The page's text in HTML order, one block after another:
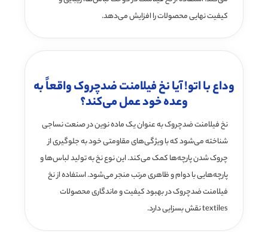
کیفیت نهایی محصولات را افزایش می‌دهد.
وداع با اتو! آیا نخ فیلامنت ضدچروک واقعاً به
وعده خود عمل می‌کند؟
نخ فیلامنت ضدچروک به عنوان یک ماده نوین در صنعت نساجی
شناخته می‌شود که با ویژگی‌های مقاومتی خود به جلوگیری از
چروک شدن پارچه‌ها کمک می‌کند. این نوع نخ به تولید لباس‌ها و
پارچه‌هایی با دوام و ظاهری مرتب منجر می‌شود. استفاده از نخ
فیلامنت ضدچروک در بهبود کیفیت و ماندگاری محصولات
textiles نقش بسزایی دارد.